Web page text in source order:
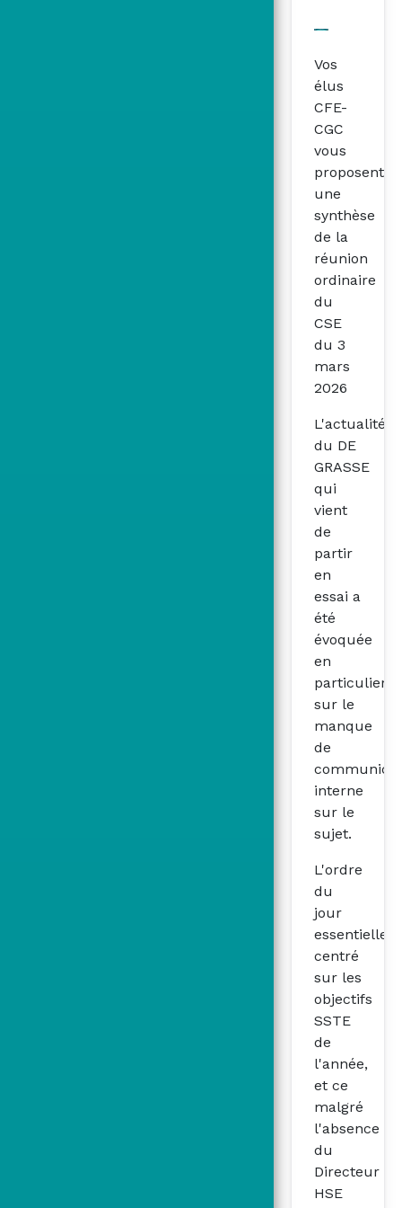
Vos
élus
CFE-
CGC
vous
proposent
une
synthèse
de la
réunion
ordinaire
du
CSE
du 3
mars
2026
L'actualité
du DE
GRASSE
qui
vient
de
partir
en
essai a
été
évoquée
en
particulier
sur le
manque
de
interne
sur le
sujet.
L'ordre
du
jour
centré
sur les
objectifs
SSTE
de
l'année,
et ce
malgré
l'absence
du
Directeur
HSE